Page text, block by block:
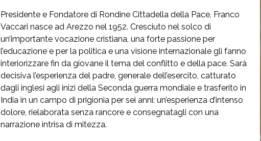
Presidente e Fondatore di Rondine Cittadella della Pace, Franco
Vaccari nasce ad Arezzo nel 1952. Cresciuto nel solco di
un’importante vocazione cristiana, una forte passione per
l’educazione e per la politica e una visione internazionale gli fanno
interiorizzare fin da giovane il tema del conflitto e della pace. Sarà
decisiva l’esperienza del padre, generale dell’esercito, catturato
dagli inglesi agli inizi della Seconda guerra mondiale e trasferito in
India in un campo di prigionia per sei anni: un’esperienza d’intenso
dolore, rielaborata senza rancore e consegnatagli con una
narrazione intrisa di mitezza.